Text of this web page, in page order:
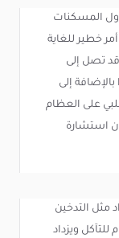
المسكنات
خطير للغاية
تصل إلى
إلى
على العظام
استشارة
مثل التدخين
ويزداد